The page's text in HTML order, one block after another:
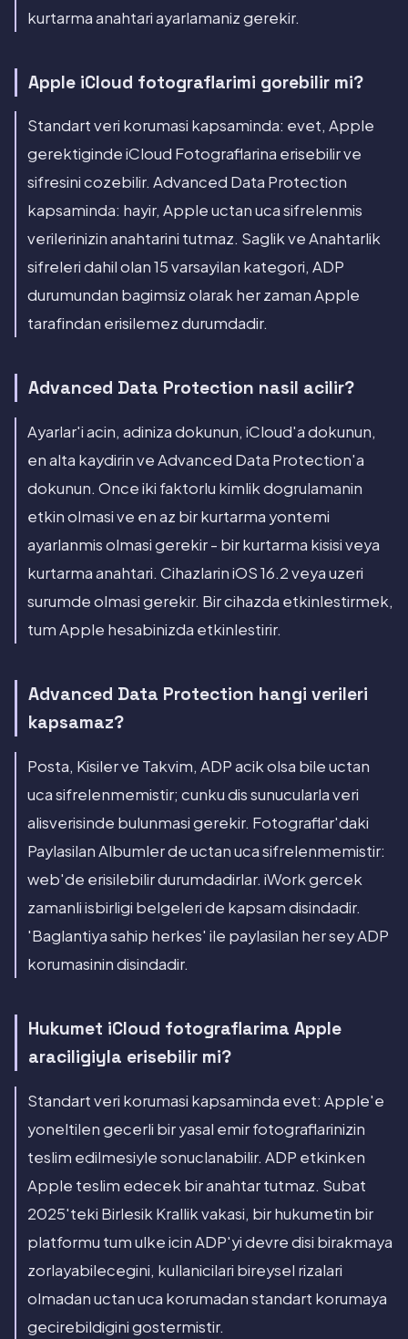
kurtarma anahtari ayarlamaniz gerekir.
Apple iCloud fotograflarimi gorebilir mi?
Standart veri korumasi kapsaminda: evet, Apple
gerektiginde iCloud Fotograflarina erisebilir ve
sifresini cozebilir. Advanced Data Protection
kapsaminda: hayir, Apple uctan uca sifrelenmis
verilerinizin anahtarini tutmaz. Saglik ve Anahtarlik
sifreleri dahil olan 15 varsayilan kategori, ADP
durumundan bagimsiz olarak her zaman Apple
tarafindan erisilemez durumdadir.
Advanced Data Protection nasil acilir?
Ayarlar'i acin, adiniza dokunun, iCloud'a dokunun,
en alta kaydirin ve Advanced Data Protection'a
dokunun. Once iki faktorlu kimlik dogrulamanin
etkin olmasi ve en az bir kurtarma yontemi
ayarlanmis olmasi gerekir - bir kurtarma kisisi veya
kurtarma anahtari. Cihazlarin iOS 16.2 veya uzeri
surumde olmasi gerekir. Bir cihazda etkinlestirmek,
tum Apple hesabinizda etkinlestirir.
Advanced Data Protection hangi verileri
kapsamaz?
Posta, Kisiler ve Takvim, ADP acik olsa bile uctan
uca sifrelenmemistir; cunku dis sunucularla veri
alisverisinde bulunmasi gerekir. Fotograflar'daki
Paylasilan Albumler de uctan uca sifrelenmemistir:
web'de erisilebilir durumdadirlar. iWork gercek
zamanli isbirligi belgeleri de kapsam disindadir.
'Baglantiya sahip herkes' ile paylasilan her sey ADP
korumasinin disindadir.
Hukumet iCloud fotograflarima Apple
araciligiyla erisebilir mi?
Standart veri korumasi kapsaminda evet: Apple'e
yoneltilen gecerli bir yasal emir fotograflarinizin
teslim edilmesiyle sonuclanabilir. ADP etkinken
Apple teslim edecek bir anahtar tutmaz. Subat
2025'teki Birlesik Krallik vakasi, bir hukumetin bir
platformu tum ulke icin ADP'yi devre disi birakmaya
zorlayabilecegini, kullanicilari bireysel rizalari
olmadan uctan uca korumadan standart korumaya
gecirebildigini gostermistir.